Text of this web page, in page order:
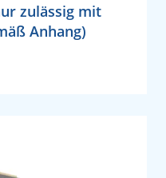
zulässig mit
Anhang)